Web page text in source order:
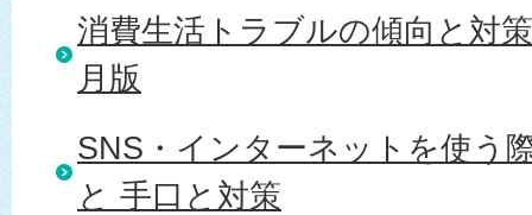
消費生活トラブルの傾向と対
月版
SNS・インターネットを使う
と 手口と対策